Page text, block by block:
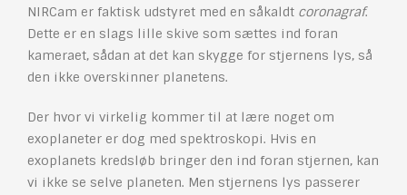
NIRCam er faktisk udstyret med en såkaldt coronagraf.
Dette er en slags lille skive som sættes ind foran
kameraet, sådan at det kan skygge for stjernens lys, så
den ikke overskinner planetens.
Der hvor vi virkelig kommer til at lære noget om
exoplaneter er dog med spektroskopi. Hvis en
exoplanets kredsløb bringer den ind foran stjernen, kan
vi ikke se selve planeten. Men stjernens lys passerer